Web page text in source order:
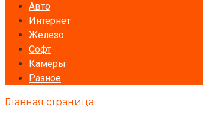
Авто
Интернет
Железо
Софт
Камеры
Разное
Главная страница